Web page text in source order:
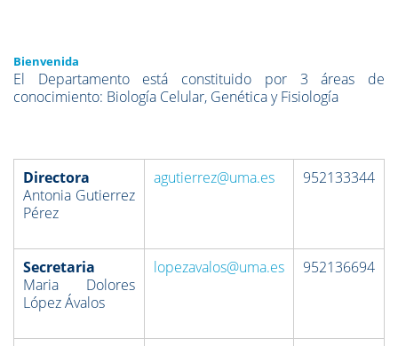
Bienvenida
El Departamento está constituido por 3 áreas de
conocimiento: Biología Celular, Genética y Fisiología
Directora
Antonia Gutierrez
Pérez
agutierrez@uma.es 952133344
Secretaria
Maria Dolores
López Ávalos
lopezavalos@uma.es 952136694